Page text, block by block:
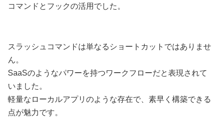
コマンドとフックの活用でした。
スラッシュコマンドは単なるショートカットではありませ
ん。
SaaSのようなパワーを持つワークフローだと表現されて
いました。
軽量なローカルアプリのような存在で、素早く構築できる
点が魅力です。